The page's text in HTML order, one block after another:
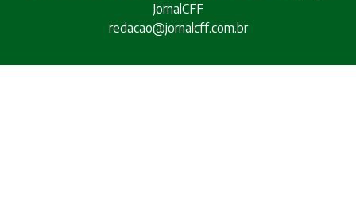
JornalCFF
redacao@jornalcff.com.br